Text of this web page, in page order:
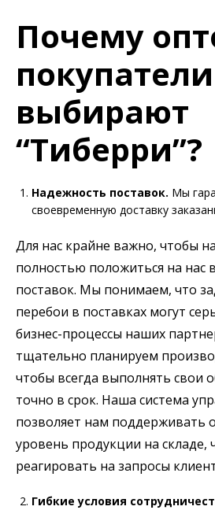
Почему
покупатели
выбирают
“Тиберри”?
Надежность поставок. Мы
своевременную доставку
Для нас крайне важно, чтобы
полностью положиться на нас
поставок. Мы понимаем, что
перебои в поставках могут
бизнес-процессы наших
тщательно планируем
чтобы всегда выполнять свои
точно в срок. Наша система
позволяет нам поддерживать
уровень продукции на складе,
реагировать на запросы
Гибкие условия